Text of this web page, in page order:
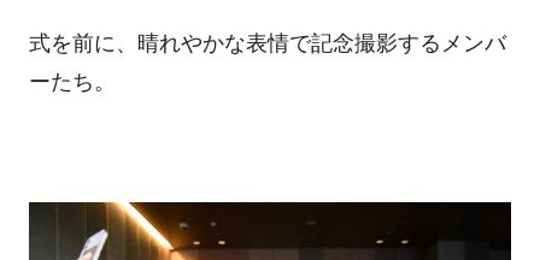
式を前に、晴れやかな表情で記念撮影するメンバ
ーたち。